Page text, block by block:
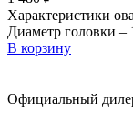
Характеристики
Диаметр головки
В корзину
Официальный